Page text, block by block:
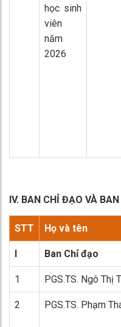
học sinh
viên
năm
2026
IV. BAN CHỈ ĐẠO VÀ
STT Họ và tên
Ban Chỉ đạo
1 PGS.TS. Ngô Thị
2 PGS.TS. Phạm